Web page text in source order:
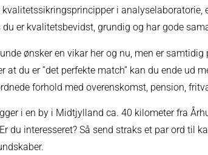
i
er kvalitetsbevidst, grundig og har gode
ønsker en vikar her og nu, men er
at du er ”det perfekte match” kan du ende ud
forhold med overenskomst, pension,
i en by i Midtjylland ca. 40 kilometer fra
du interesseret? Så send straks et par ord til